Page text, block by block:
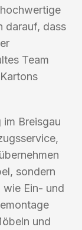
darauf, dass
Team
Breisgau
sondern
wie Ein- und
und